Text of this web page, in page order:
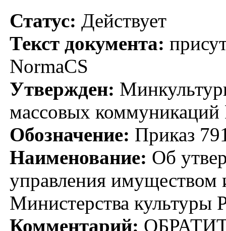
Статус: Действует
Текст документа:
NormaCS
Утвержден:
массовых
Обозначение: Приказ
Наименование: Об
управления имуществом
Министерства культуры
Комментарий: